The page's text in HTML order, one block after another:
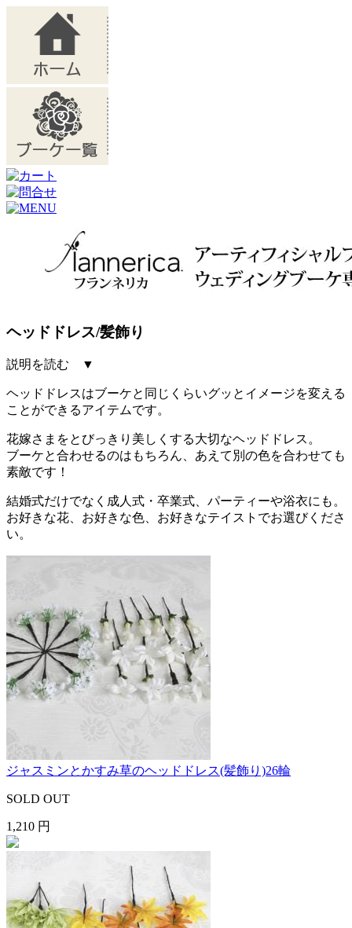
ヘッドドレス/髪飾り
説明を読む ▼
ヘッドドレスはブーケと同じくらいグッとイメージを変える
ことができるアイテムです。
花嫁さまをとびっきり美しくする大切なヘッドドレス。
ブーケと合わせるのはもちろん、あえて別の色を合わせても
素敵です！
結婚式だけでなく成人式・卒業式、パーティーや浴衣にも。
お好きな花、お好きな色、お好きなテイストでお選びくださ
い。
ジャスミンとかすみ草のヘッドドレス(髪飾り)26輪
SOLD OUT
1,210 円